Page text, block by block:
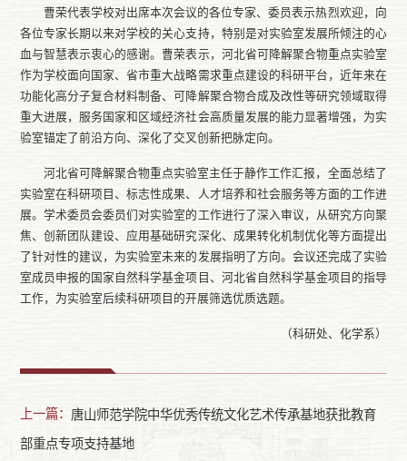
曹荣代表学校对出席本次会议的各位专家、委员表示热烈欢迎，向
各位专家长期以来对学校的关心支持，特别是对实验室发展所倾注的心
血与智慧表示衷心的感谢。曹荣表示，河北省可降解聚合物重点实验室
作为学校面向国家、省市重大战略需求重点建设的科研平台，近年来在
功能化高分子复合材料制备、可降解聚合物合成及改性等研究领域取得
重大进展，服务国家和区域经济社会高质量发展的能力显著增强，为实
验室锚定了前沿方向、深化了交叉创新把脉定向。
河北省可降解聚合物重点实验室主任于静作工作汇报，全面总结了
实验室在科研项目、标志性成果、人才培养和社会服务等方面的工作进
展。学术委员会委员们对实验室的工作进行了深入审议，从研究方向聚
焦、创新团队建设、应用基础研究深化、成果转化机制优化等方面提出
了针对性的建议，为实验室未来的发展指明了方向。会议还完成了实验
室成员申报的国家自然科学基金项目、河北省自然科学基金项目的指导
工作，为实验室后续科研项目的开展筛选优质选题。
（科研处、化学系）
上一篇： 唐山师范学院中华优秀传统文化艺术传承基地获批教育
部重点专项支持基地